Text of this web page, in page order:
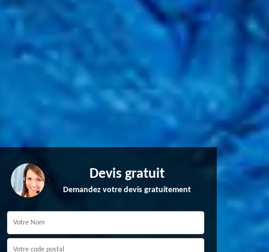
Devis gratuit
Demandez votre devis gratuitement